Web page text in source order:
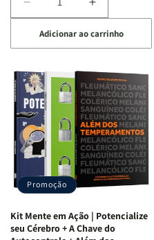
Diminuir
a
quantidade
de
Raizes
da
Alma
|
O
Vício
Agradar
a
Todos
+
Aumentar
a
quantidade
de
Raizes
da
Alma
|
O
Vício
de
Agradar
Todos
+
Adicionar ao carrinho
Promoção
Kit Mente em Ação | Potencialize
seu Cérebro + A Chave do